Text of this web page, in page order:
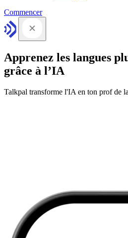
Commencer
Apprenez les langues
grâce à l’IA
Talkpal transforme l'IA en ton prof de